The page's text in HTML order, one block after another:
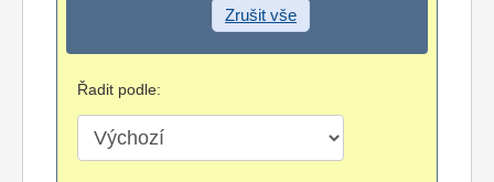
Zrušit vše
Řadit podle: